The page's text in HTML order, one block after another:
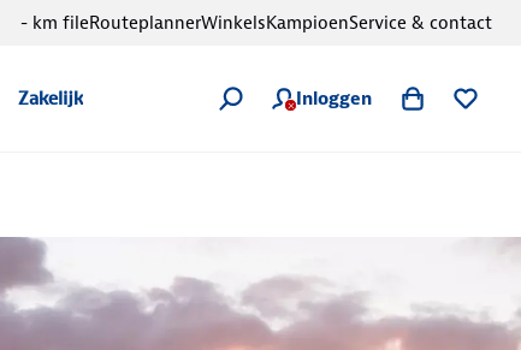
Zakelijk Inloggen
- km fileRouteplannerWinkelsKampioenService & contact